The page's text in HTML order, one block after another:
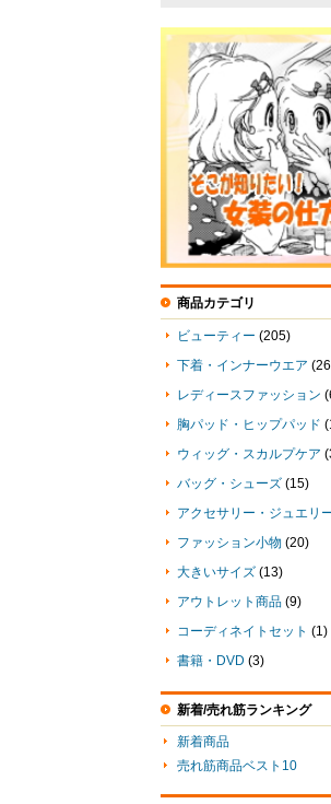
商品カテゴリ
ビューティー (205)
下着・インナーウエア
レディースファッション
胸パッド・ヒップパッド
ウィッグ・スカルプケア
バッグ・シューズ (15)
アクセサリー・ジュエリ
ファッション小物 (20)
大きいサイズ (13)
アウトレット商品 (9)
コーディネイトセット (1)
書籍・DVD (3)
新着/売れ筋ランキング
新着商品
売れ筋商品ベスト10